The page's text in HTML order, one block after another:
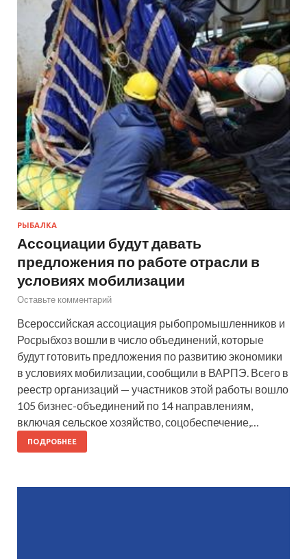
РЫБАЛКА
Ассоциации будут давать
предложения по работе отрасли в
условиях мобилизации
Оставьте комментарий
Всероссийская ассоциация рыбопромышленников и
Росрыбхоз вошли в число объединений, которые
будут готовить предложения по развитию экономики
в условиях мобилизации, сообщили в ВАРПЭ. Всего в
реестр организаций — участников этой работы вошло
105 бизнес-объединений по 14 направлениям,
включая сельское хозяйство, соцобеспечение,…
ПОДРОБНЕЕ